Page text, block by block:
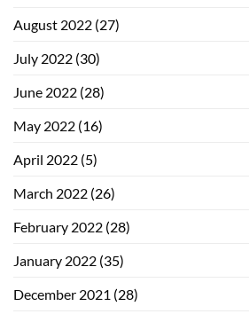
August 2022 (27)
July 2022 (30)
June 2022 (28)
May 2022 (16)
April 2022 (5)
March 2022 (26)
February 2022 (28)
January 2022 (35)
December 2021 (28)